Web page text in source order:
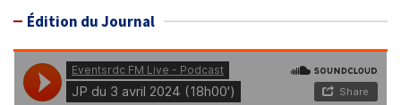
Édition du Journal